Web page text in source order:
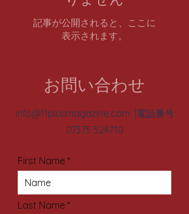
記事が公開されると、ここに
表示されます。
お問い合わせ
info@11plusmagazine.com |電話番号:
07375 524710
First Name
Last Name